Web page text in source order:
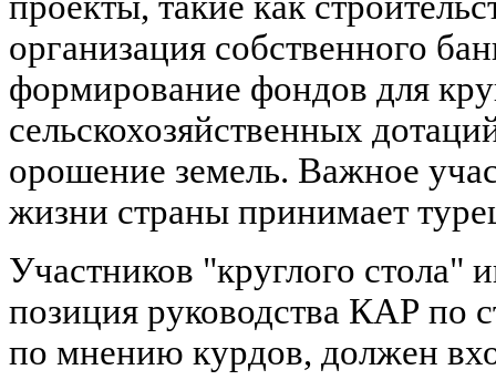
организация собственного
формирование фондов для
сельскохозяйственных
орошение земель. Важное
жизни страны принимает
Участников "круглого стола"
позиция руководства КАР по
по мнению курдов, должен